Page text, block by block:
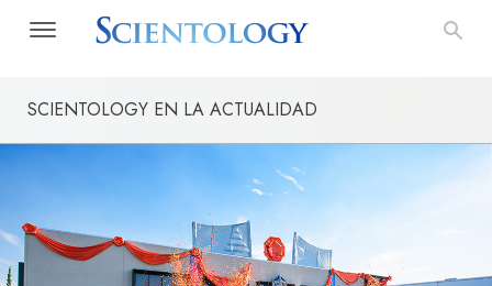
SCIENTOLOGY EN LA ACTUALIDAD